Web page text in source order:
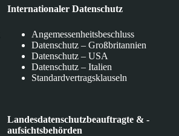
Internationaler Datenschutz
Angemessenheitsbeschluss
Datenschutz – Großbritannien
Datenschutz – USA
Datenschutz – Italien
Standardvertragsklauseln
Landesdatenschutzbeauftragte & -
aufsichtsbehörden